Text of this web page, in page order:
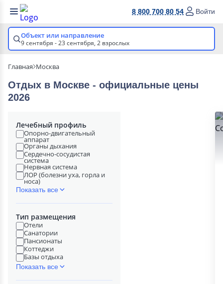
8 800 700 80 54 Войти
Объект или направление
9 сентября - 23 сентября, 2 взрослых
Главная Москва
Отдых в Москве - официальные цены
2026
Лечебный профиль
Опорно-двигательный
аппарат
Органы дыхания
Сердечно-сосудистая
система
Нервная система
ЛОР (болезни уха, горла и
носа)
Показать все
Тип размещения
Отели
Санатории
Пансионаты
Коттеджи
Базы отдыха
Показать все